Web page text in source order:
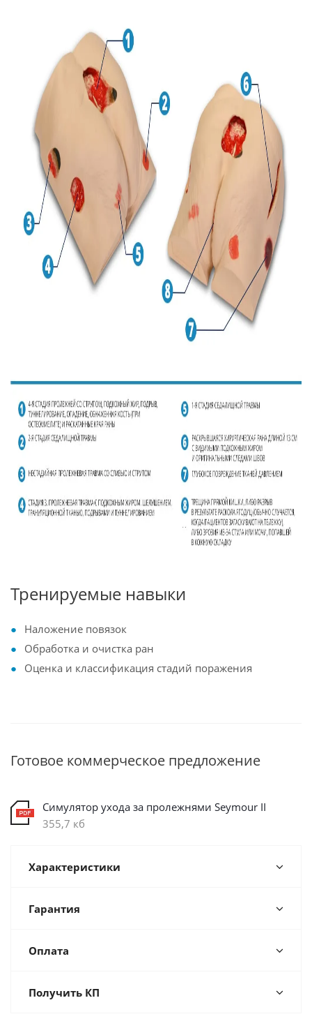
Тренируемые навыки
Наложение повязок
Обработка и очистка ран
Оценка и классификация стадий поражения
Готовое коммерческое предложение
Симулятор ухода за пролежнями Seymour II
355,7 кб
Характеристики
Гарантия
Оплата
Получить КП